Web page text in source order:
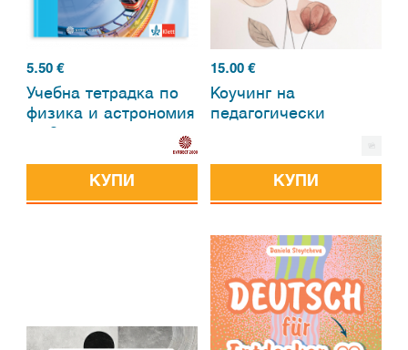
5.50 €
Учебна тетрадка по
физика и астрономия
КУПИ
15.00€
Коучинг на
педагогически
КУПИ